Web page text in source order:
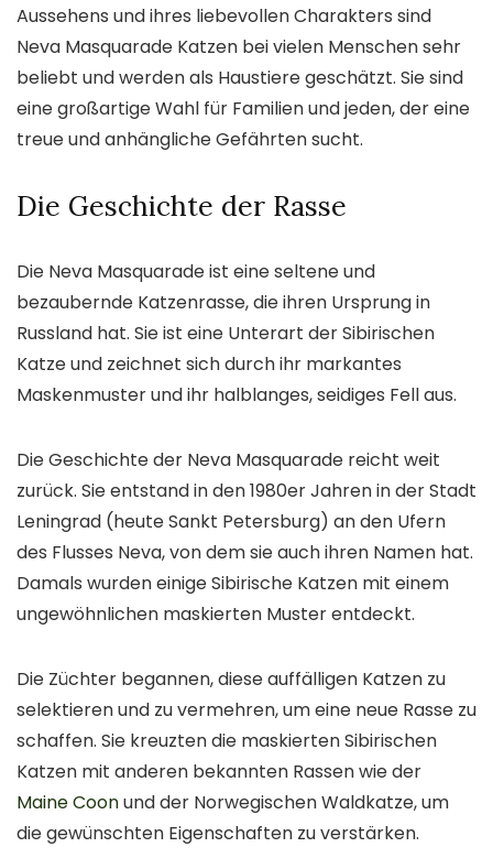
Aussehens und ihres liebevollen Charakters sind
Neva Masquarade Katzen bei vielen Menschen sehr
beliebt und werden als Haustiere geschätzt. Sie sind
eine großartige Wahl für Familien und jeden, der eine
treue und anhängliche Gefährten sucht.
Die Geschichte der Rasse
Die Neva Masquarade ist eine seltene und
bezaubernde Katzenrasse, die ihren Ursprung in
Russland hat. Sie ist eine Unterart der Sibirischen
Katze und zeichnet sich durch ihr markantes
Maskenmuster und ihr halblanges, seidiges Fell aus.
Die Geschichte der Neva Masquarade reicht weit
zurück. Sie entstand in den 1980er Jahren in der Stadt
Leningrad (heute Sankt Petersburg) an den Ufern
des Flusses Neva, von dem sie auch ihren Namen hat.
Damals wurden einige Sibirische Katzen mit einem
ungewöhnlichen maskierten Muster entdeckt.
Die Züchter begannen, diese auffälligen Katzen zu
selektieren und zu vermehren, um eine neue Rasse zu
schaffen. Sie kreuzten die maskierten Sibirischen
Katzen mit anderen bekannten Rassen wie der
Maine Coonund der Norwegischen Waldkatze, um
die gewünschten Eigenschaften zu verstärken.